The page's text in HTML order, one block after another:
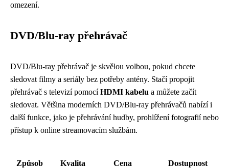
omezení.
DVD/Blu-ray přehrávač
DVD/Blu-ray přehrávač je skvělou volbou, pokud chcete
sledovat filmy a seriály bez potřeby antény. Stačí propojit
přehrávač s televizí pomocíHDMI kabelu a můžete začít
sledovat. Většina moderních DVD/Blu-ray přehrávačů nabízí i
další funkce, jako je přehrávání hudby, prohlížení fotografií nebo
přístup k online streamovacím službám.
Způsob
Kvalita
Cena
Dostupnost